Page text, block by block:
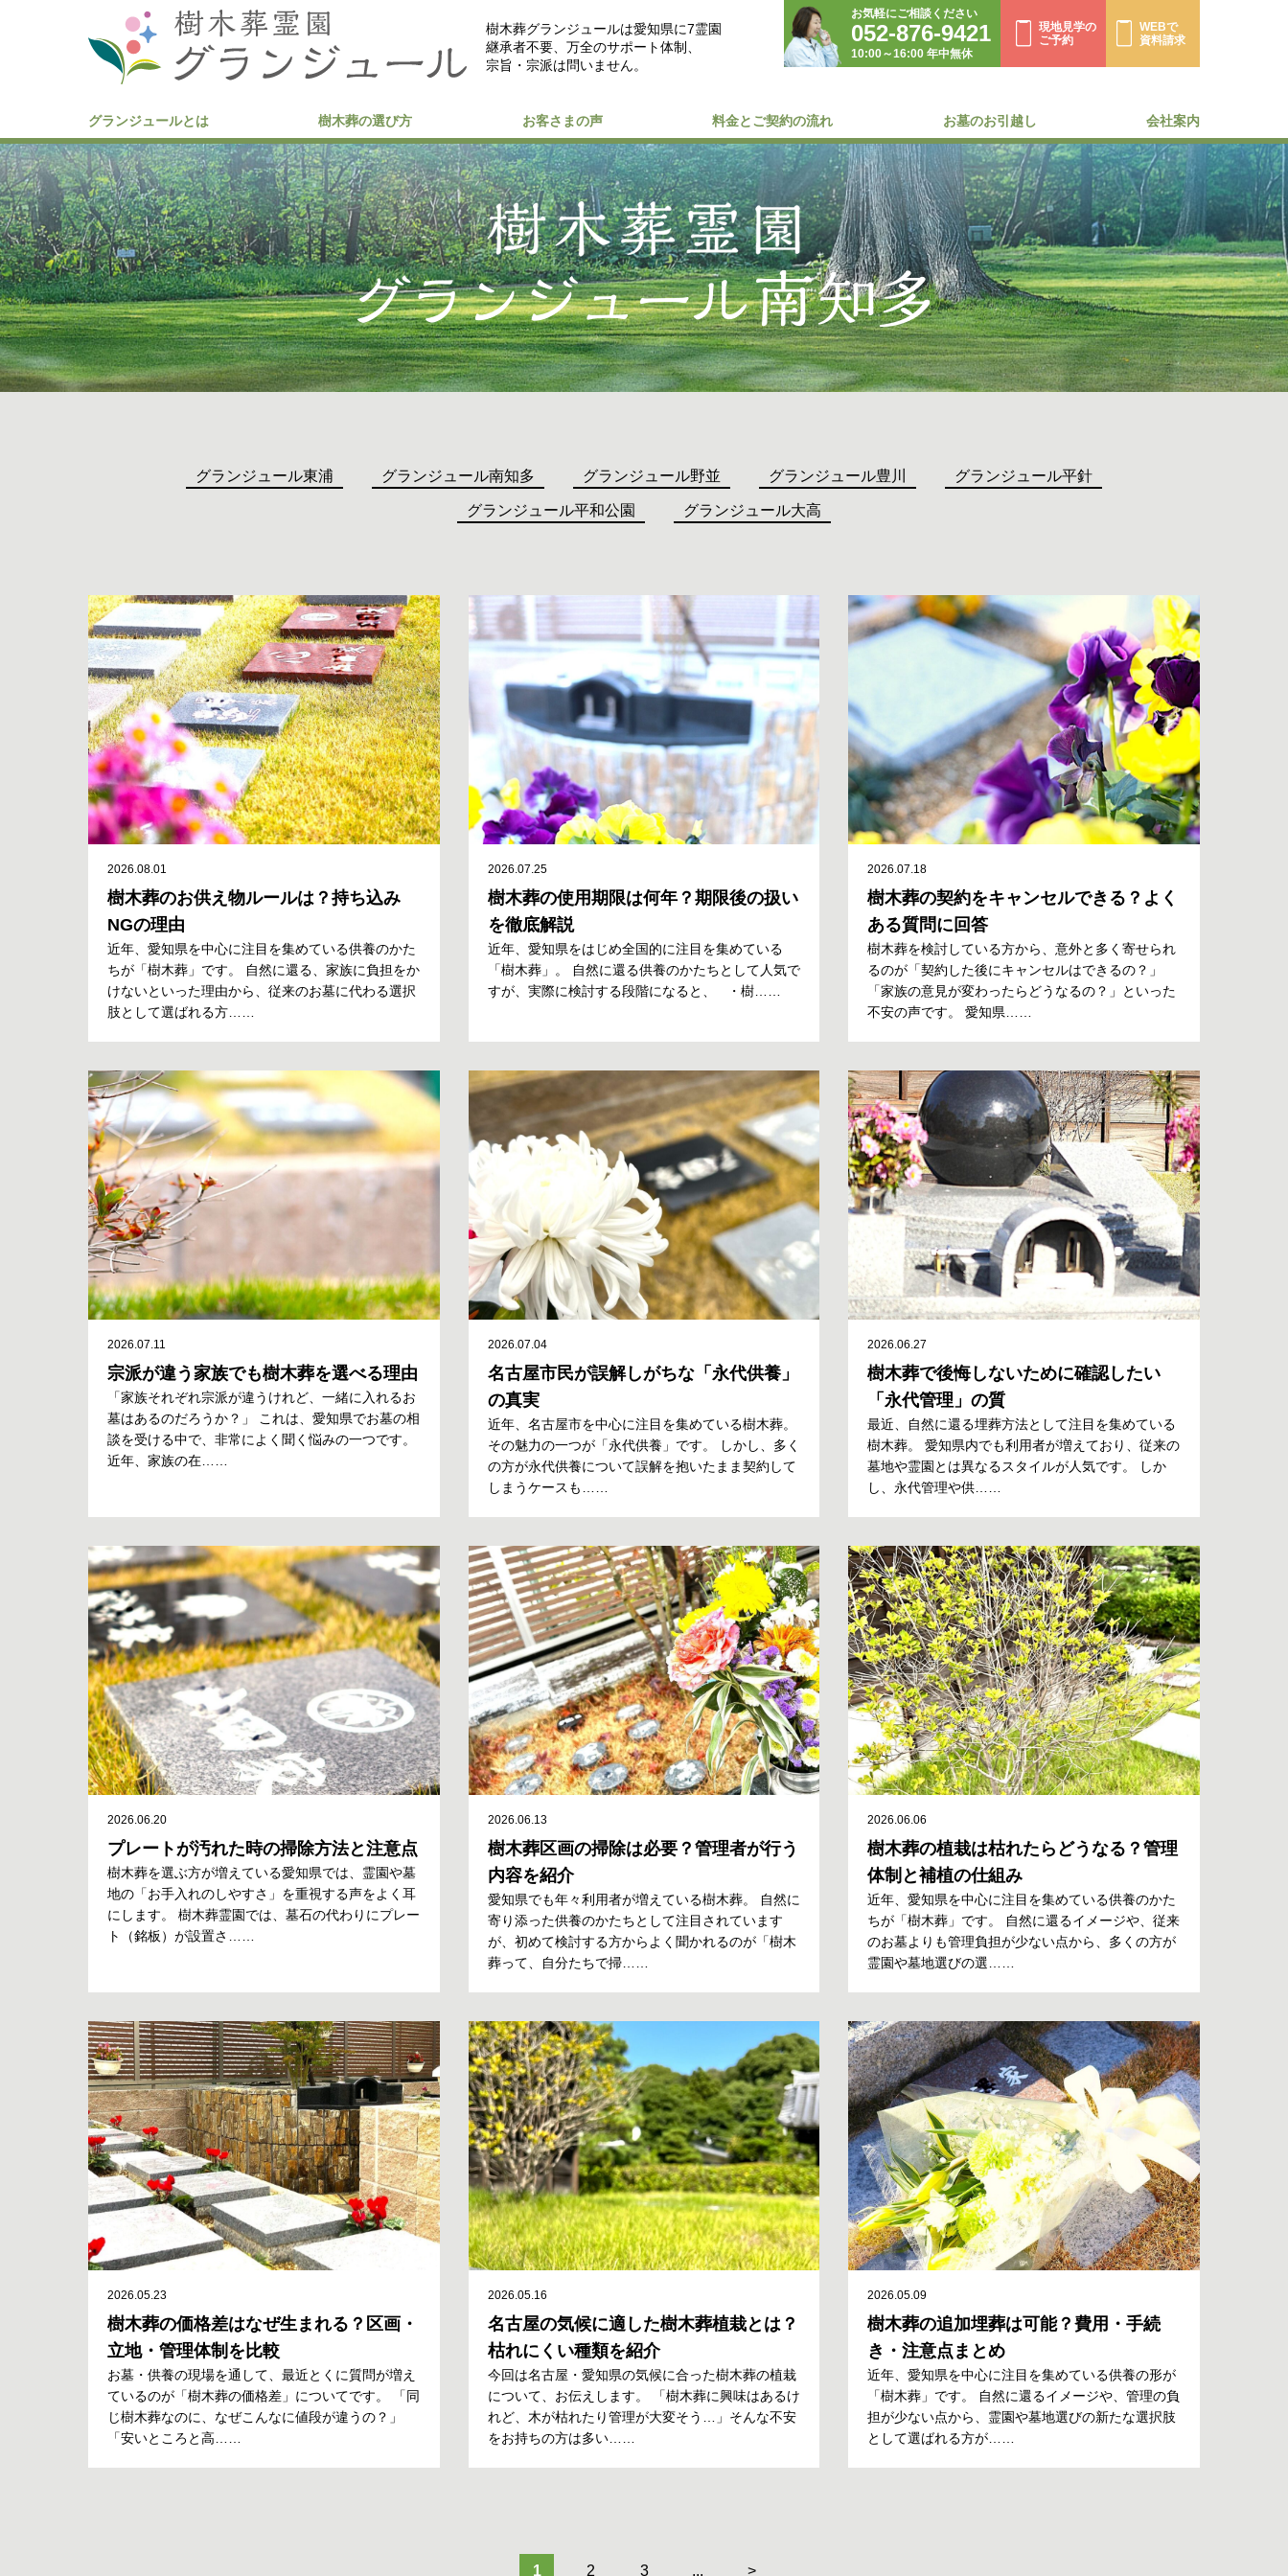
樹木葬グランジュールは愛知県に7霊園
継承者不要、万全のサポート体制、
宗旨・宗派は問いません。
お気軽にご相談ください
052-876-9421
10:00～16:00 年中無休
現地見学の
ご予約
WEBで
資料請求
グランジュールとは 樹木葬の選び方 お客さまの声 料金とご契約の流れ お墓のお引越し 会社案内
グランジュール東浦 グランジュール南知多 グランジュール野並 グランジュール豊川 グランジュール平針
グランジュール平和公園 グランジュール大高
2026.08.01
樹木葬のお供え物ルールは？持ち込み
NGの理由
近年、愛知県を中心に注目を集めている供養のかた
ちが「樹木葬」です。 自然に還る、家族に負担をか
けないといった理由から、従来のお墓に代わる選択
肢として選ばれる方……
2026.07.25
樹木葬の使用期限は何年？期限後の扱い
を徹底解説
近年、愛知県をはじめ全国的に注目を集めている
「樹木葬」。 自然に還る供養のかたちとして人気で
すが、実際に検討する段階になると、 ・樹……
2026.07.18
樹木葬の契約をキャンセルできる？よく
ある質問に回答
樹木葬を検討している方から、意外と多く寄せられ
るのが「契約した後にキャンセルはできるの？」
「家族の意見が変わったらどうなるの？」といった
不安の声です。 愛知県……
2026.07.11
宗派が違う家族でも樹木葬を選べる理由
「家族それぞれ宗派が違うけれど、一緒に入れるお
墓はあるのだろうか？」 これは、愛知県でお墓の相
談を受ける中で、非常によく聞く悩みの一つです。
近年、家族の在……
2026.07.04
名古屋市民が誤解しがちな「永代供養」
の真実
近年、名古屋市を中心に注目を集めている樹木葬。
その魅力の一つが「永代供養」です。 しかし、多く
の方が永代供養について誤解を抱いたまま契約して
しまうケースも……
2026.06.27
樹木葬で後悔しないために確認したい
「永代管理」の質
最近、自然に還る埋葬方法として注目を集めている
樹木葬。 愛知県内でも利用者が増えており、従来の
墓地や霊園とは異なるスタイルが人気です。 しか
し、永代管理や供……
2026.06.20
プレートが汚れた時の掃除方法と注意点
樹木葬を選ぶ方が増えている愛知県では、霊園や墓
地の「お手入れのしやすさ」を重視する声をよく耳
にします。 樹木葬霊園では、墓石の代わりにプレー
ト（銘板）が設置さ……
2026.06.13
樹木葬区画の掃除は必要？管理者が行う
内容を紹介
愛知県でも年々利用者が増えている樹木葬。 自然に
寄り添った供養のかたちとして注目されています
が、初めて検討する方からよく聞かれるのが「樹木
葬って、自分たちで掃……
2026.06.06
樹木葬の植栽は枯れたらどうなる？管理
体制と補植の仕組み
近年、愛知県を中心に注目を集めている供養のかた
ちが「樹木葬」です。 自然に還るイメージや、従来
のお墓よりも管理負担が少ない点から、多くの方が
霊園や墓地選びの選……
2026.05.23
樹木葬の価格差はなぜ生まれる？区画・
立地・管理体制を比較
お墓・供養の現場を通して、最近とくに質問が増え
ているのが「樹木葬の価格差」についてです。 「同
じ樹木葬なのに、なぜこんなに値段が違うの？」
「安いところと高……
2026.05.16
名古屋の気候に適した樹木葬植栽とは？
枯れにくい種類を紹介
今回は名古屋・愛知県の気候に合った樹木葬の植栽
について、お伝えします。 「樹木葬に興味はあるけ
れど、木が枯れたり管理が大変そう…」そんな不安
をお持ちの方は多い……
2026.05.09
樹木葬の追加埋葬は可能？費用・手続
き・注意点まとめ
近年、愛知県を中心に注目を集めている供養の形が
「樹木葬」です。 自然に還るイメージや、管理の負
担が少ない点から、霊園や墓地選びの新たな選択肢
として選ばれる方が……
1 2 3 ... >